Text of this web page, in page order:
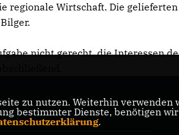
regionale Wirtschaft. Die gelieferten
nicht gerecht, die Interessen
Württemberg
zu nutzen. Weiterhin
bestimmter Dienste, benötigen
.